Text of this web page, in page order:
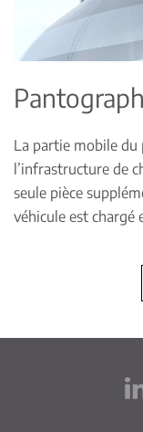
La partie mobile du
l’infrastructure de
seule pièce
véhicule est chargé